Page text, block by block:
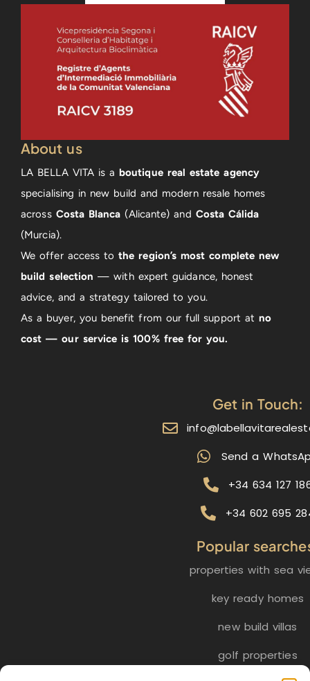
About us
LA BELLA VITA is a boutique real estate agency
specialising in new build and modern resale homes
across Costa Blanca(Alicante) and Costa Cálida
(Murcia).
We offer access tothe region’s most complete new
build selection — with expert guidance, honest
advice, and a strategy tailored to you.
As a buyer, you benefit from our full support at no
cost — our service is 100% free for you.
Get in Touch:
Send a
+34 634 127
+34 602 695
Popular
properties with sea
key ready homes
new build villas
golf properties